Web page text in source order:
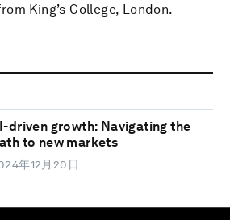
King’s College, London.
driven growth: Navigating the
to new markets
年12月20日